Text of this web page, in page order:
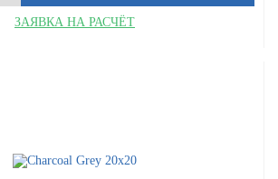
ЗАЯВКА НА РАСЧЁТ